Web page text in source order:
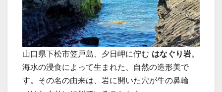
山口県下松市笠戸島、夕日岬に佇む はなぐり岩。
海水の浸食によって生まれた、自然の造形美で
す。その名の由来は、岩に開いた穴が牛の鼻輪